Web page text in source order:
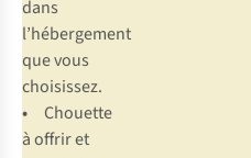
dans
l’hébergement
que vous
choisissez.
•
Chouette
à offrir et